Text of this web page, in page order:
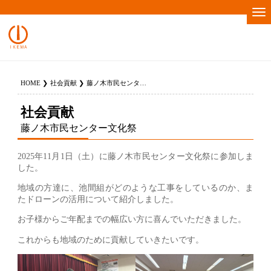
HOME 社会貢献
社会貢献
藤ノ木市民センター文化祭
2025年11月1日（土）に藤ノ木市民センター文化祭に参加しま
した。
地域の方達に、池間組がどのような工事をしているのか、ま
たドローンの活用について紹介しました。
お子様からご年配までの幅広い方に喜んでいただきました。
これからも地域のために貢献していきたいです。